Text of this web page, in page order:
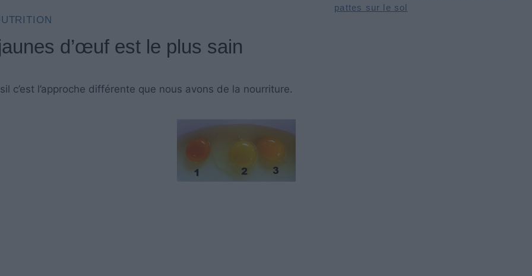
d’œuf est le plus sain
c’est l’approche différente que nous avons de la nourriture.
pattes sur le sol